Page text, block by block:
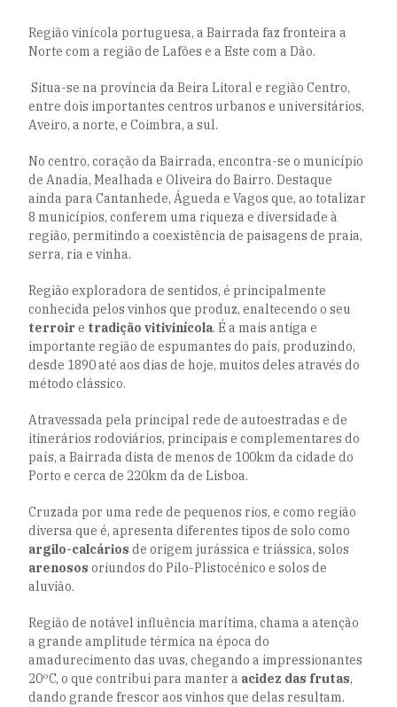
Região vinícola portuguesa, a Bairrada faz fronteira a
Norte com a região de Lafões e a Este com a Dão.
Situa-se na província da Beira Litoral e região Centro,
entre dois importantes centros urbanos e universitários,
Aveiro, a norte, e Coimbra, a sul.
No centro, coração da Bairrada, encontra-se o município
de Anadia, Mealhada e Oliveira do Bairro. Destaque
ainda para Cantanhede, Águeda e Vagos que, ao totalizar
8 municípios, conferem uma riqueza e diversidade à
região, permitindo a coexistência de paisagens de praia,
serra, ria e vinha.
Região exploradora de sentidos, é principalmente
conhecida pelos vinhos que produz, enaltecendo o seu
terroire tradição vitivinícola. É a mais antiga e
importante região de espumantes do país, produzindo,
desde 1890 até aos dias de hoje, muitos deles através do
método clássico.
Atravessada pela principal rede de autoestradas e de
itinerários rodoviários, principais e complementares do
país, a Bairrada dista de menos de 100km da cidade do
Porto e cerca de 220km da de Lisboa.
Cruzada por uma rede de pequenos rios, e como região
diversa que é, apresenta diferentes tipos de solo como
argilo-calcários de origem jurássica e triássica, solos
arenosos oriundos do Pilo-Plistocénico e solos de
aluvião.
Região de notável influência marítima, chama a atenção
a grande amplitude térmica na época do
amadurecimento das uvas, chegando a impressionantes
20ºC, o que contribui para manter a acidez das frutas,
dando grande frescor aos vinhos que delas resultam.